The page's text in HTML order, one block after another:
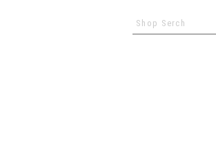
Shop Serch